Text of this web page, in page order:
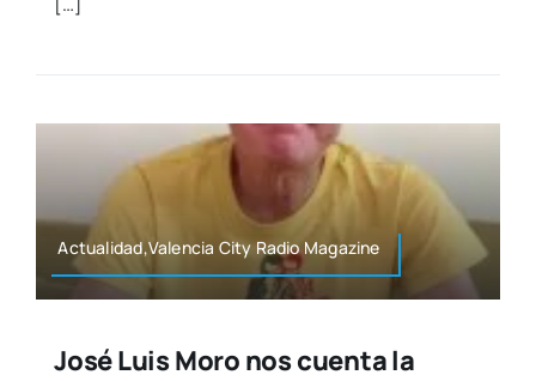
Actualidad,Valencia City Radio Maga­zi­ne
José Luis Moro nos cuenta la